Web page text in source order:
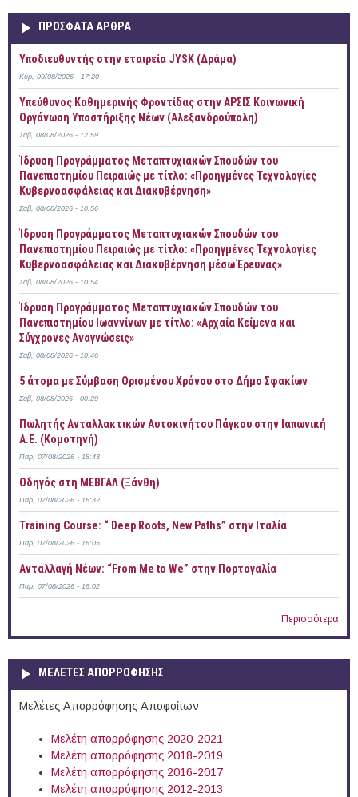
ΠΡOΣΦΑΤΑ AΡΘΡΑ
Υποδιευθυντής στην εταιρεία JYSK (Δράμα)
Κυρ, 09/08/2026 - 17:20
Yπεύθυνος Καθημερινής Φροντίδας στην ΑΡΣΙΣ Κοινωνική
Οργάνωση Υποστήριξης Νέων (Αλεξανδρούπολη)
Σάβ, 08/08/2026 - 12:59
Ίδρυση Προγράμματος Μεταπτυχιακών Σπουδών του
Πανεπιστημίου Πειραιώς με τίτλο: «Προηγμένες Τεχνολογίες
Κυβερνοασφάλειας και Διακυβέρνηση»
Σάβ, 08/08/2026 - 10:56
Ίδρυση Προγράμματος Μεταπτυχιακών Σπουδών του
Πανεπιστημίου Πειραιώς με τίτλο: «Προηγμένες Τεχνολογίες
Κυβερνοασφάλειας και Διακυβέρνηση μέσω Έρευνας»
Σάβ, 08/08/2026 - 10:54
Ίδρυση Προγράμματος Μεταπτυχιακών Σπουδών του
Πανεπιστημίου Ιωαννίνων με τίτλο: «Αρχαία Κείμενα και
Σύγχρονες Αναγνώσεις»
Σάβ, 08/08/2026 - 10:46
5 άτομα με Σύμβαση Ορισμένου Χρόνου στο Δήμο Σφακίων
Σάβ, 08/08/2026 - 00:29
Πωλητής Ανταλλακτικών Αυτοκινήτου Πάγκου στην Ιαπωνική
Α.Ε. (Κομοτηνή)
Παρ, 07/08/2026 - 18:43
Οδηγός στη ΜΕΒΓΑΛ (Ξάνθη)
Παρ, 07/08/2026 - 16:32
Training Course: “ Deep Roots, New Paths” στην Ιταλία
Παρ, 07/08/2026 - 16:05
Ανταλλαγή Νέων: “From Me to We” στην Πορτογαλία
Παρ, 07/08/2026 - 16:02
Περισσότερα
ΜΕΛΕΤΕΣ ΑΠΟΡΡΟΦΗΣΗΣ
Μελέτες Απορρόφησης Αποφοίτων
Μελέτη απορρόφησης 2020-2021
Μελέτη απορρόφησης 2018-2019
Μελέτη απορρόφησης 2016-2017
Μελέτη απορρόφησης 2012-2013